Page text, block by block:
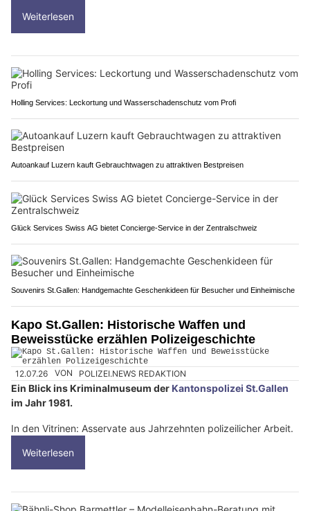
Weiterlesen
Holling Services: Leckortung und Wasserschadenschutz vom Profi
Autoankauf Luzern kauft Gebrauchtwagen zu attraktiven Bestpreisen
Glück Services Swiss AG bietet Concierge-Service in der Zentralschweiz
Souvenirs St.Gallen: Handgemachte Geschenkideen für Besucher und Einheimische
Kapo St.Gallen: Historische Waffen und
Beweisstücke erzählen Polizeigeschichte
12.07.26 VON POLIZEI.NEWS REDAKTION
Ein Blick ins Kriminalmuseum der Kantonspolizei St.Gallen
im Jahr 1981.
In den Vitrinen: Asservate aus Jahrzehnten polizeilicher Arbeit.
Weiterlesen